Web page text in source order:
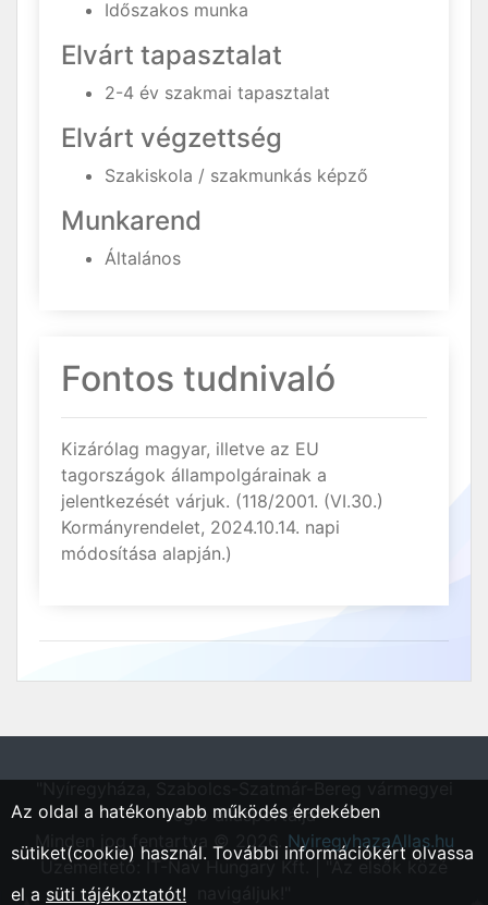
Időszakos munka
Elvárt tapasztalat
2-4 év szakmai tapasztalat
Elvárt végzettség
Szakiskola / szakmunkás képző
Munkarend
Általános
Fontos tudnivaló
Kizárólag magyar, illetve az EU
tagországok állampolgárainak a
jelentkezését várjuk. (118/2001. (VI.30.)
Kormányrendelet, 2024.10.14. napi
módosítása alapján.)
régió állásportálja"
Minden jog fentartva © 2026.NyiregyhazaAllas.hu
Üzemeltető: IT-Nav Hungary Kft. | "Az elsők közé
Az oldal a hatékonyabb működés érdekében
sütiket(cookie) használ. További információkért olvassa
el a süti tájékoztatót!